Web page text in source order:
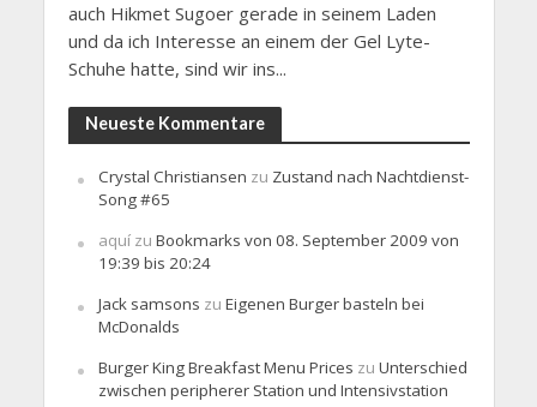
auch Hikmet Sugoer gerade in seinem Laden
und da ich Interesse an einem der Gel Lyte-
Schuhe hatte, sind wir ins...
Neueste Kommentare
Crystal Christiansen zu Zustand nach Nachtdienst-
Song #65
aquízu Bookmarks von 08. September 2009 von
19:39 bis 20:24
Jack samsons zu Eigenen Burger basteln bei
McDonalds
Burger King Breakfast Menu Prices zu Unterschied
zwischen peripherer Station und Intensivstation